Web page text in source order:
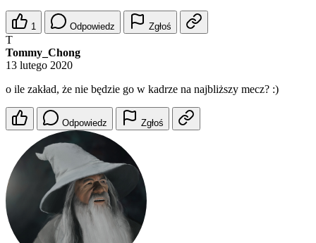
1 Odpowiedz Zgłoś
T
Tommy_Chong
13 lutego 2020
o ile zakład, że nie będzie go w kadrze na najbliższy mecz? :)
Odpowiedz Zgłoś